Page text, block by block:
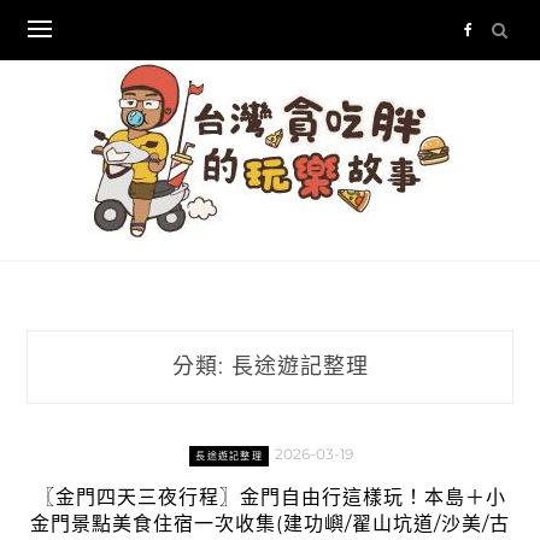
content
分類: 長途遊記整理
長途遊記整理 2026-03-19
〖金門四天三夜行程〗金門自由行這樣玩！本島＋小
金門景點美食住宿一次收集(建功嶼/翟山坑道/沙美/古